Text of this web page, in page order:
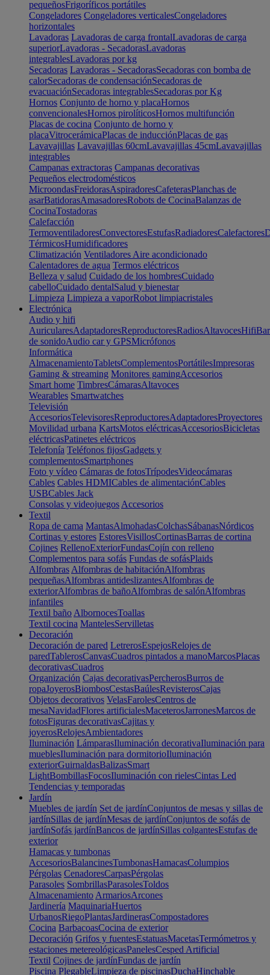
pequeñosFrigoríficos portátiles
Congeladores Congeladores verticalesCongeladores
horizontales
Lavadoras Lavadoras de carga frontalLavadoras de carga
superiorLavadoras - SecadorasLavadoras
integrablesLavadoras por kg
Secadoras Lavadoras - SecadorasSecadoras con bomba de
calorSecadoras de condensaciónSecadoras de
evacuaciónSecadoras integrablesSecadoras por Kg
Hornos Conjunto de horno y placaHornos
convencionalesHornos pirolíticosHornos multifunción
Placas de cocina Conjunto de horno y
placaVitrocerámicaPlacas de inducciónPlacas de gas
Lavavajillas Lavavajillas 60cmLavavajillas 45cmLavavajillas
integrables
Campanas extractoras Campanas decorativas
Pequeños electrodomésticos
MicroondasFreidorasAspiradoresCafeterasPlanchas de
asarBatidorasAmasadoresRobots de CocinaBalanzas de
CocinaTostadoras
Calefacción
TermoventiladoresConvectoresEstufasRadiadoresCalefactores
TérmicosHumidificadores
Climatización Ventiladores Aire acondicionado
Calentadores de agua Termos eléctricos
Belleza y salud Cuidado de los hombresCuidado
cabelloCuidado dentalSalud y bienestar
Limpieza Limpieza a vaporRobot limpiacristales
Electrónica
Audio y hifi
AuricularesAdaptadoresReproductoresRadiosAltavocesHifi
de sonidoAudio car y GPSMicrófonos
Informática
AlmacenamientoTabletsComplementosPortátilesImpresoras
Gaming & streaming Monitores gamingAccesorios
Smart home TimbresCámarasAltavoces
Wearables Smartwatches
Televisión
AccesoriosTelevisoresReproductoresAdaptadoresProyectores
Movilidad urbana KartsMotos eléctricasAccesoriosBicicletas
eléctricasPatinetes eléctricos
Telefonía Teléfonos fijosGadgets y
complementosSmartphones
Foto y vídeo Cámaras de fotosTrípodesVideocámaras
Cables Cables HDMICables de alimentaciónCables
USBCables Jack
Consolas y videojuegos Accesorios
Textil
Ropa de cama MantasAlmohadasColchasSábanasNórdicos
Cortinas y estores EstoresVisillosCortinasBarras de cortina
Cojines RellenoExteriorFundasCojín con relleno
Complementos para sofás Fundas de sofásPlaids
Alfombras Alfombras de habitaciónAlfombras
pequeñasAlfombras antideslizantesAlfombras de
exteriorAlfombras de bañoAlfombras de salónAlfombras
infantiles
Textil baño AlbornocesToallas
Textil cocina MantelesServilletas
Decoración
Decoración de pared LetrerosEspejosRelojes de
paredTablerosCanvasCuadros pintados a manoMarcosPlacas
decorativasCuadros
Organización Cajas decorativasPercherosBurros de
ropaJoyerosBiombosCestasBaúlesRevisterosCajas
Objetos decorativos VelasFarolesCentros de
mesaNavidadFlores artificialesMaceterosJarronesMarcos de
fotosFiguras decorativasCajitas y
joyerosRelojesAmbientadores
Iluminación LámparasIluminación decorativaIluminación para
mueblesIluminación para dormitorioIluminación
exteriorGuirnaldasBalizasSmart
LightBombillasFocosIluminación con rielesCintas Led
Tendencias y temporadas
Jardín
Muebles de jardín Set de jardínConjuntos de mesas y sillas de
jardínSillas de jardínMesas de jardínConjuntos de sofás de
jardínSofás jardínBancos de jardínSillas colgantesEstufas de
exterior
Hamacas y tumbonas
AccesoriosBalancinesTumbonasHamacasColumpios
Pérgolas CenadoresCarpasPérgolas
Parasoles SombrillasParasolesToldos
Almacenamiento ArmariosArcones
Jardinería MaquinariaHuertos
UrbanosRiegoPlantasJardinerasCompostadores
Cocina BarbacoasCocina de exterior
Decoración Grifos y fuentesEstatuasMacetasTermómetros y
estaciones metereológicasPanelesCesped Artificial
Textil Cojines de jardínFundas de jardín
Piscina PlegableLimpieza de piscinasDuchaHinchable